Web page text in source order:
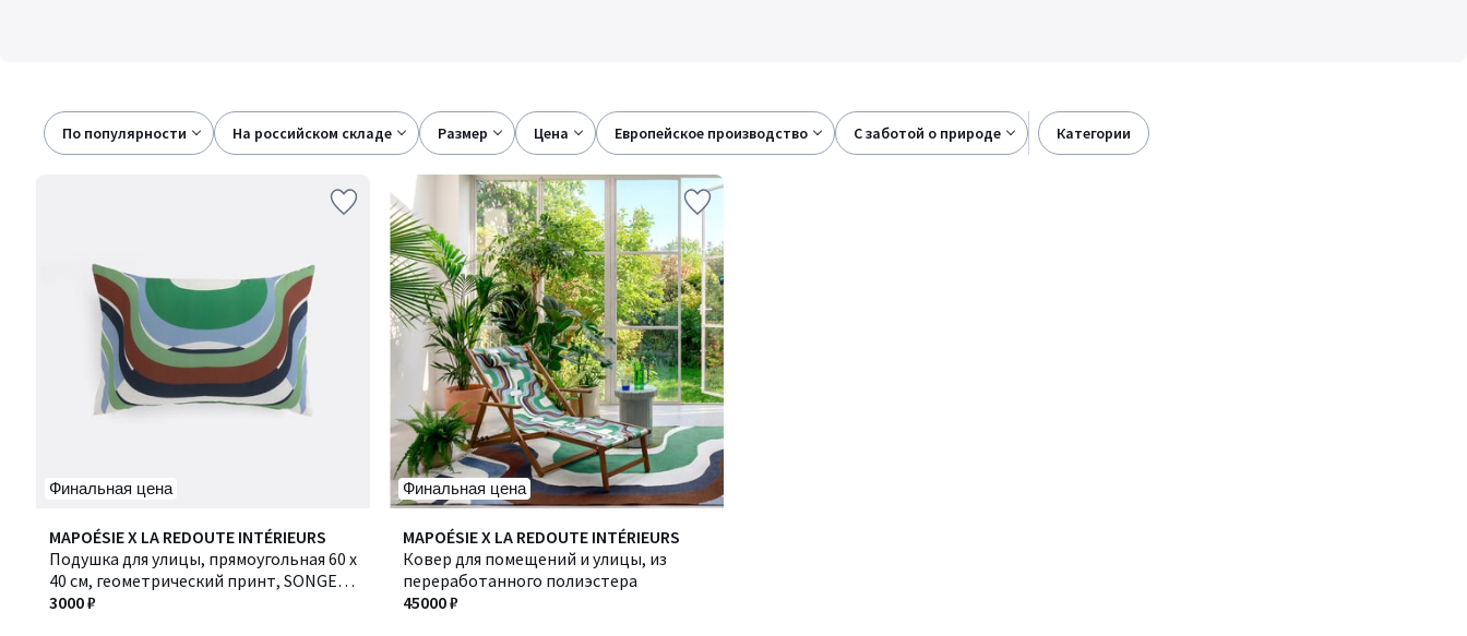
По популярности на российском складе размер цена европейское производство с заботой о природе категории
Финальная цена
MAPOÉSIE X LA REDOUTE INTÉRIEURS
Подушка для улицы, прямоугольная 60 x
40 см, геометрический принт, SONGE /
СОНЖ
3000 ₽
Финальная цена
MAPOÉSIE X LA REDOUTE INTÉRIEURS
Ковер для помещений и улицы, из
переработанного полиэстера
45000 ₽